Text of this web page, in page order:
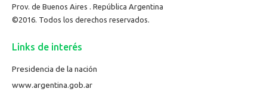
Prov. de Buenos Aires . República Argentina
©2016. Todos los derechos reservados.
Links de interés
Presidencia de la nación
www.argentina.gob.ar